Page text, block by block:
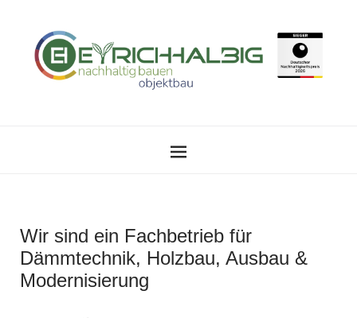
Wir sind ein Fachbetrieb für
Dämmtechnik, Holzbau, Ausbau &
Modernisierung